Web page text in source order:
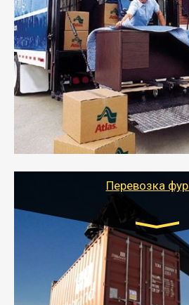
Газель: 1,5 и 3
от 5000
- Служебный или военный
отдельном авто или догрузом
стоимости).
- Тайгер Логистик подберет
качественно организует
службы или работы с гарантией
оформлением документов,
Перевозка
Транспорт:
Еврофура Тент от 5
от 10 000 руб.